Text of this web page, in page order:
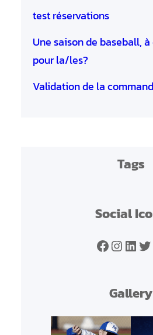
test réservations
Une saison de baseball,
pour la/les?
Validation de la
Tags
Social
Facebook Instagram LinkedIn Twitter
Gallery